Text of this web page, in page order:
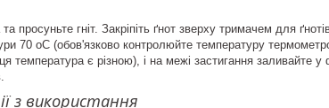
просуньте гніт. Закріпіть ґнот зверху тримачем для
70 оС (обов'язково контролюйте температуру
температура є різною), і на межі застигання заливайте
з використання